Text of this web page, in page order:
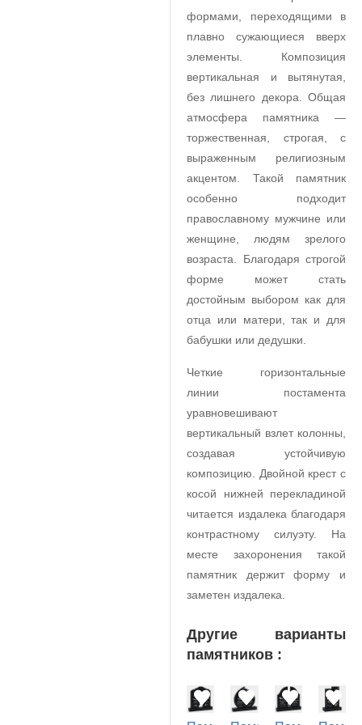
формами, переходящими в
плавно сужающиеся вверх
элементы. Композиция
вертикальная и вытянутая,
без лишнего декора. Общая
атмосфера памятника —
торжественная, строгая, с
выраженным религиозным
акцентом. Такой памятник
особенно подходит
православному мужчине или
женщине, людям зрелого
возраста. Благодаря строгой
форме может стать
достойным выбором как для
отца или матери, так и для
бабушки или дедушки.
Четкие горизонтальные
линии постамента
уравновешивают
вертикальный взлет колонны,
создавая устойчивую
композицию. Двойной крест с
косой нижней перекладиной
читается издалека благодаря
контрастному силуэту. На
месте захоронения такой
памятник держит форму и
заметен издалека.
Другие варианты
памятников :